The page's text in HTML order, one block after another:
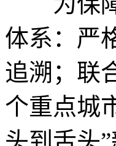
体系：严
追溯；联
个重点城